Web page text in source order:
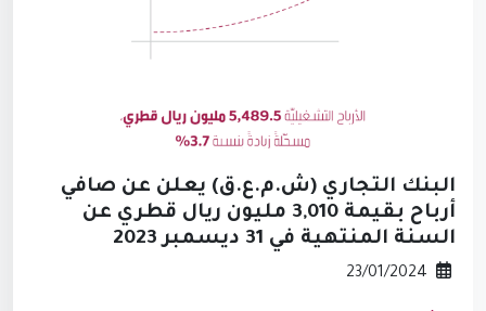
البنك التجاري (ش.م.ع.ق) يعلن عن صافي
أرباح بقيمة 3,010 مليون ريال قطري عن
السنة المنتهية في 31 ديسمبر 2023